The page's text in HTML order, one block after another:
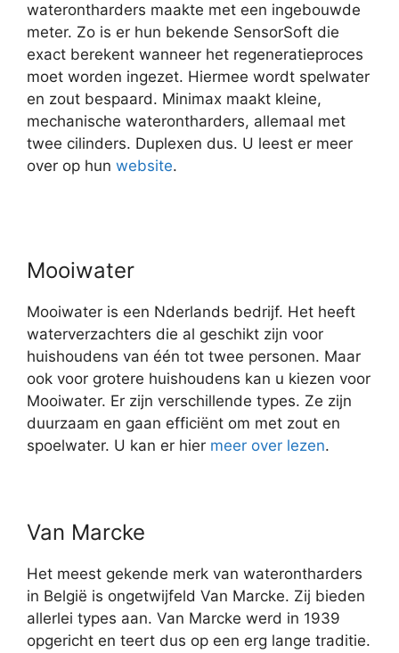
waterontharders maakte met een ingebouwde
meter. Zo is er hun bekende SensorSoft die
exact berekent wanneer het regeneratieproces
moet worden ingezet. Hiermee wordt spelwater
en zout bespaard. Minimax maakt kleine,
mechanische waterontharders, allemaal met
twee cilinders. Duplexen dus. U leest er meer
over op hun website.
Mooiwater
Mooiwater is een Nderlands bedrijf. Het heeft
waterverzachters die al geschikt zijn voor
huishoudens van één tot twee personen. Maar
ook voor grotere huishoudens kan u kiezen voor
Mooiwater. Er zijn verschillende types. Ze zijn
duurzaam en gaan efficiënt om met zout en
spoelwater. U kan er hier meer over lezen.
Van Marcke
Het meest gekende merk van waterontharders
in België is ongetwijfeld Van Marcke. Zij bieden
allerlei types aan. Van Marcke werd in 1939
opgericht en teert dus op een erg lange traditie.